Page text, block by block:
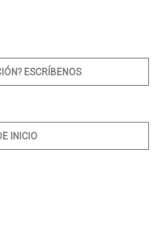
ESCRÍBENOS
INICIO